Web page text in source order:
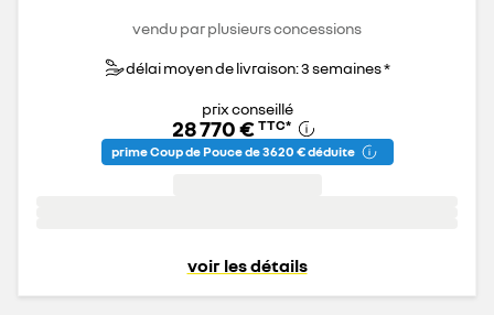
vendu par plusieurs concessions
délai moyen de livraison: 3 semaines *
prix conseillé
28 770 € TTC*
prime Coup de Pouce de 3 620 € déduite
voir les détails